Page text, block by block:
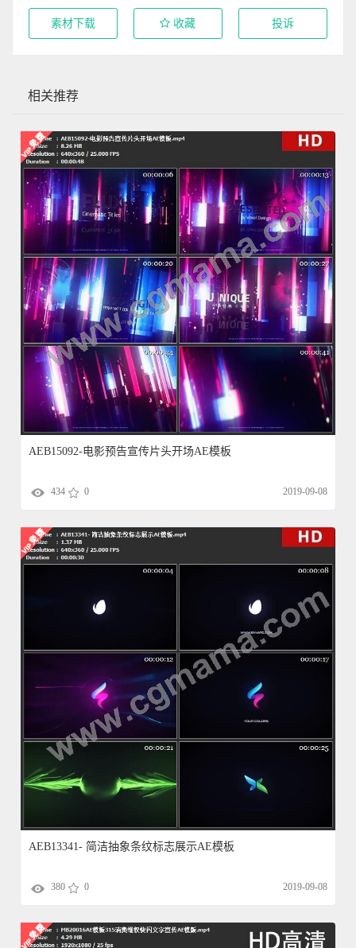
素材下载 收藏 投诉
相关推荐
AEB15092-电影预告宣传片头开场AE模板
434 0 2019-09-08
AEB13341- 简洁抽象条纹标志展示AE模板
380 0 2019-09-08